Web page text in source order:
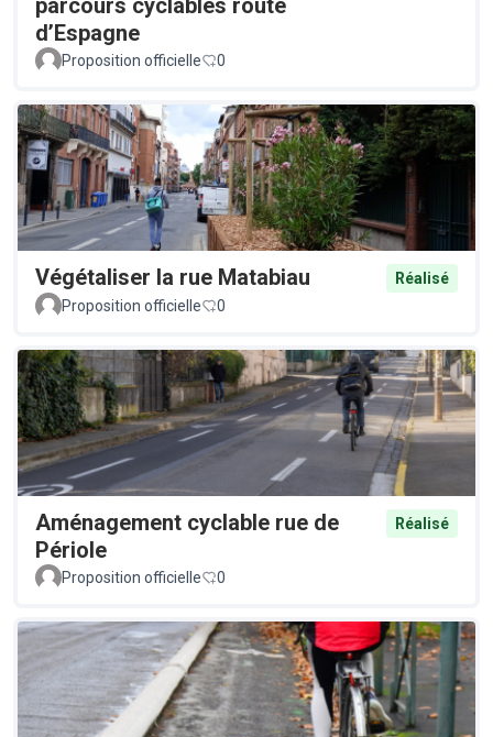
d’Espagne
Proposition officielle 0
Végétaliser la rue Matabiau
Réalisé
Proposition officielle
0
Aménagement cyclable rue de
Périole
Réalisé
Proposition officielle 0